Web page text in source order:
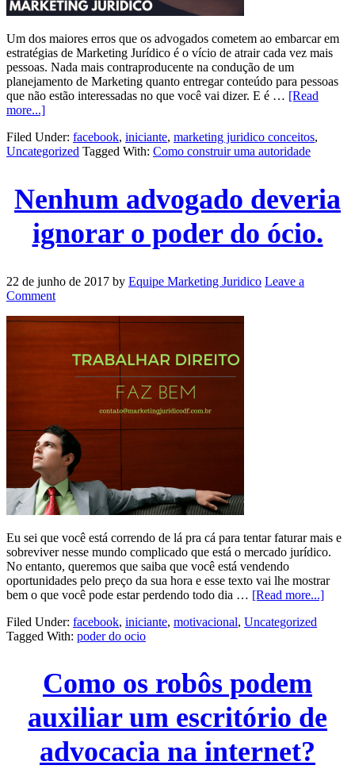
Um dos maiores erros que os advogados cometem ao embarcar em
estratégias de Marketing Jurídico é o vício de atrair cada vez mais
pessoas. Nada mais contraproducente na condução de um
planejamento de Marketing quanto entregar conteúdo para pessoas
que não estão interessadas no que você vai dizer. E é … [Read
more...]
Filed Under: facebook, iniciante, marketing juridico conceitos,
Uncategorized Tagged With: Como construir uma autoridade
Nenhum advogado deveria
ignorar o poder do ócio.
22 de junho de 2017 by Equipe Marketing Juridico Leave a
Comment
Eu sei que você está correndo de lá pra cá para tentar faturar mais e
sobreviver nesse mundo complicado que está o mercado jurídico.
No entanto, queremos que saiba que você está vendendo
oportunidades pelo preço da sua hora e esse texto vai lhe mostrar
bem o que você pode estar perdendo todo dia … [Read more...]
Filed Under: facebook, iniciante, motivacional, Uncategorized
Tagged With: poder do ocio
Como os robôs podem
auxiliar um escritório de
advocacia na internet?